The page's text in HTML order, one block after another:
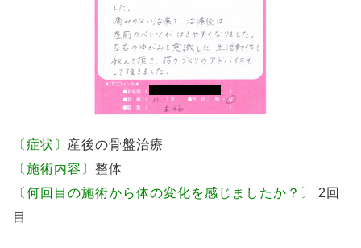
〔症状〕 産後の骨盤治療
〔施術内容〕 整体
〔何回目の施術から体の変化を感じましたか？〕
2回
目